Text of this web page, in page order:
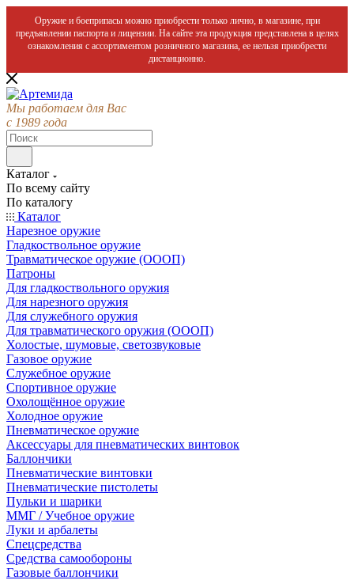
Оружие и боеприпасы можно приобрести только лично, в магазине, при
предъявлении паспорта и лицензии. На сайте эта продукция представлена в целях
ознакомления с ассортиментом розничного магазина, ее нельзя приобрести
дистанционно.
Мы работаем для Вас
с 1989 года
Каталог
По всему сайту
По каталогу
Каталог
Нарезное оружие
Гладкоствольное оружие
Травматическое оружие (ОООП)
Патроны
Для гладкоствольного оружия
Для нарезного оружия
Для служебного оружия
Для травматического оружия (ОООП)
Холостые, шумовые, светозвуковые
Газовое оружие
Служебное оружие
Спортивное оружие
Охолощённое оружие
Холодное оружие
Пневматическое оружие
Аксессуары для пневматических винтовок
Баллончики
Пневматические винтовки
Пневматические пистолеты
Пульки и шарики
ММГ / Учебное оружие
Луки и арбалеты
Спецсредства
Средства самообороны
Газовые баллончики